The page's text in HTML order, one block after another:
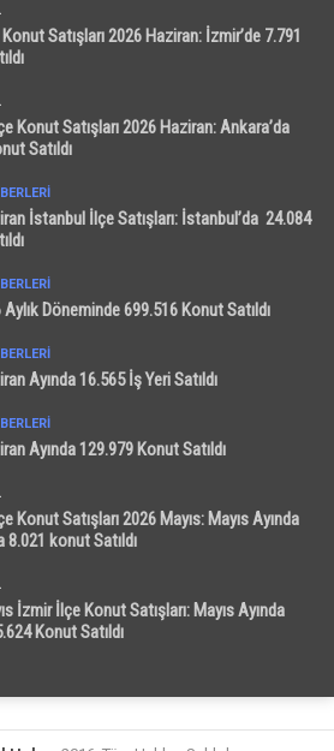
Satışları 2026 Haziran: İzmir’de 7.791
Konut Satışları 2026 Haziran: Ankara’da
Satıldı
İstanbul İlçe Satışları: İstanbul’da 24.084
Döneminde 699.516 Konut Satıldı
Ayında 16.565 İş Yeri Satıldı
Ayında 129.979 Konut Satıldı
Konut Satışları 2026 Mayıs: Mayıs Ayında
8.021 konut Satıldı
İzmir İlçe Konut Satışları: Mayıs Ayında
Konut Satıldı